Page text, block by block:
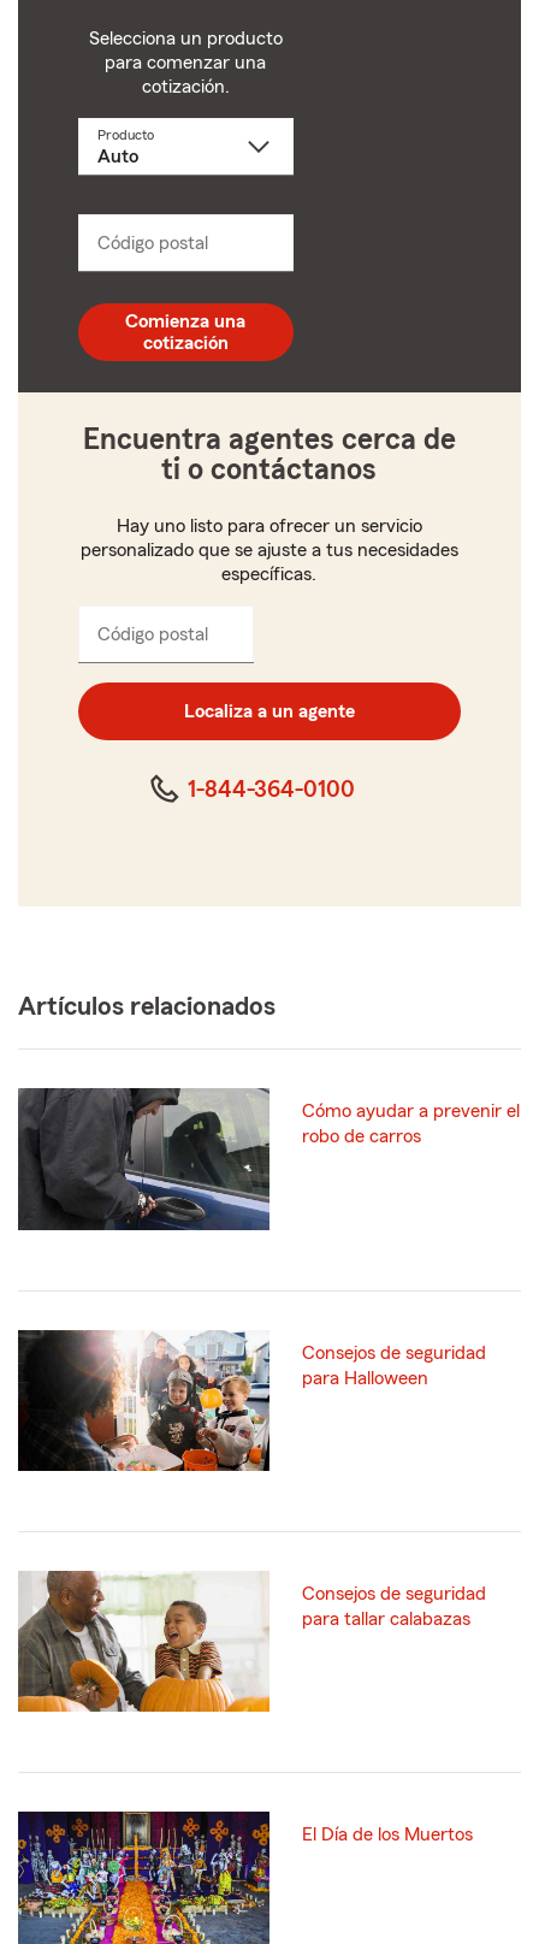
Selecciona un producto
para comenzar una
cotización.
ProductoSelecciona
Código postal
postal
de
5
Comienza una
cotización
Encuentra agentes cerca de
ti o contáctanos
Hay uno listo para ofrecer un servicio
personalizado que se ajuste a tus necesidades
específicas.
Código postal
código
postal
de
cinco
Localiza a un agente
1-844-364-0100
Artículos relacionados
Cómo ayudar a prevenir el
robo de carros
Consejos de seguridad
para Halloween
Consejos de seguridad
para tallar calabazas
El Día de los Muertos